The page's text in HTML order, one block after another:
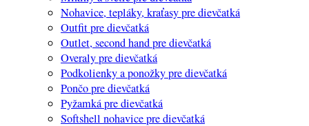
Nohavice, tepláky, kraťasy pre dievčatká
Outfit pre dievčatká
Outlet, second hand pre dievčatká
Overaly pre dievčatká
Podkolienky a ponožky pre dievčatká
Pončo pre dievčatká
Pyžamká pre dievčatká
Softshell nohavice pre dievčatká